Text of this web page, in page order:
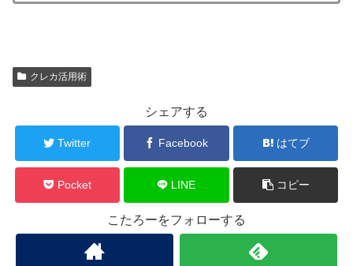
クレカ活用術
シェアする
Twitter Facebook はてブ
Pocket LINE コピー
こたろーをフォローする